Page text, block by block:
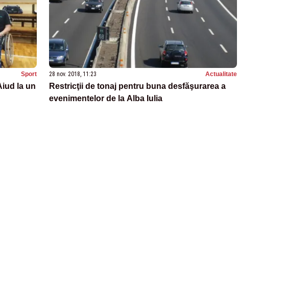
Sport
la un
28 nov. 2018, 11:23 Actualitate
Restricţii de tonaj pentru buna desfăşurarea a
evenimentelor de la Alba Iulia